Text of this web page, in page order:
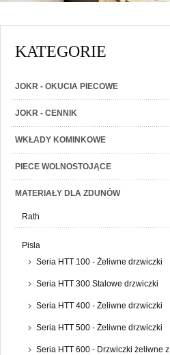
KATEGORIE
JOKR - OKUCIA PIECOWE
JOKR - CENNIK
WKŁADY KOMINKOWE
PIECE WOLNOSTOJĄCE
MATERIAŁY DLA ZDUNÓW
Rath
Pisla
Seria HTT 100 - Żeliwne drzwiczki
Seria HTT 300 Stalowe drzwiczki
Seria HTT 400 - Żeliwne drzwiczki
Seria HTT 500 - Żeliwne drzwiczki
Seria HTT 600 - Drzwiczki żeliwne z